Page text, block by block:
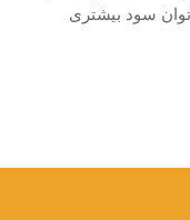
سود بیشتری